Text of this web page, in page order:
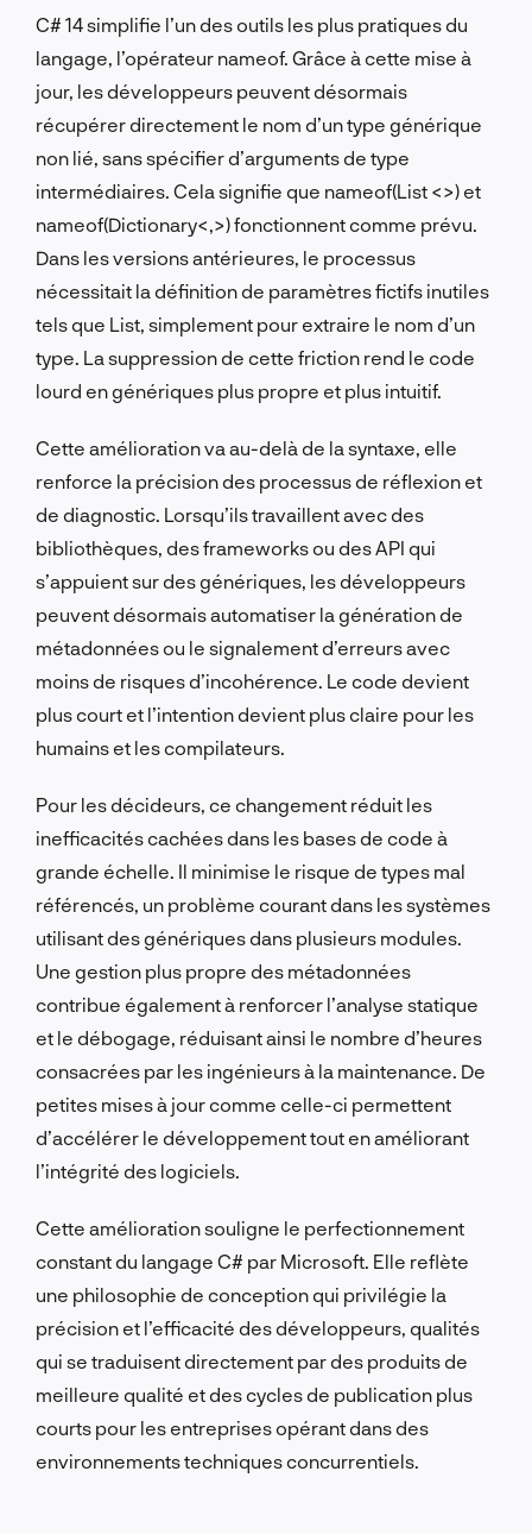
C# 14 simplifie l’un des outils les plus pratiques du
langage, l’opérateur nameof. Grâce à cette mise à
jour, les développeurs peuvent désormais
récupérer directement le nom d’un type générique
non lié, sans spécifier d’arguments de type
intermédiaires. Cela signifie que nameof(List <>) et
nameof(Dictionary<,>) fonctionnent comme prévu.
Dans les versions antérieures, le processus
nécessitait la définition de paramètres fictifs inutiles
tels que List, simplement pour extraire le nom d’un
type. La suppression de cette friction rend le code
lourd en génériques plus propre et plus intuitif.
Cette amélioration va au-delà de la syntaxe, elle
renforce la précision des processus de réflexion et
de diagnostic. Lorsqu’ils travaillent avec des
bibliothèques, des frameworks ou des API qui
s’appuient sur des génériques, les développeurs
peuvent désormais automatiser la génération de
métadonnées ou le signalement d’erreurs avec
moins de risques d’incohérence. Le code devient
plus court et l’intention devient plus claire pour les
humains et les compilateurs.
Pour les décideurs, ce changement réduit les
inefficacités cachées dans les bases de code à
grande échelle. Il minimise le risque de types mal
référencés, un problème courant dans les systèmes
utilisant des génériques dans plusieurs modules.
Une gestion plus propre des métadonnées
contribue également à renforcer l’analyse statique
et le débogage, réduisant ainsi le nombre d’heures
consacrées par les ingénieurs à la maintenance. De
petites mises à jour comme celle-ci permettent
d’accélérer le développement tout en améliorant
l’intégrité des logiciels.
Cette amélioration souligne le perfectionnement
constant du langage C# par Microsoft. Elle reflète
une philosophie de conception qui privilégie la
précision et l’efficacité des développeurs, qualités
qui se traduisent directement par des produits de
meilleure qualité et des cycles de publication plus
courts pour les entreprises opérant dans des
environnements techniques concurrentiels.